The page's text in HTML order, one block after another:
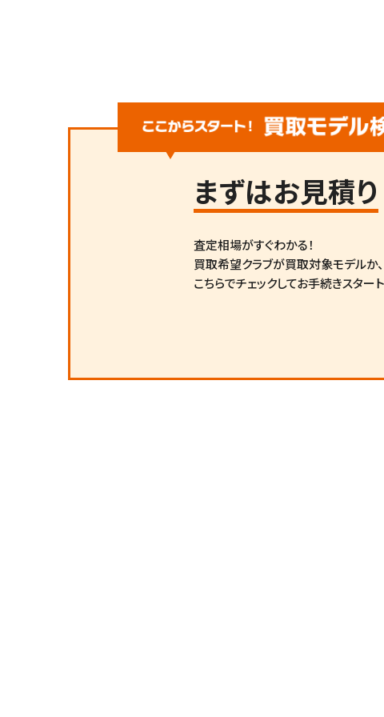
まずはお見積り
査定相場がすぐわかる！
買取希望クラブが買取対象モデルか、
こちらでチェックしてお手続きスタート